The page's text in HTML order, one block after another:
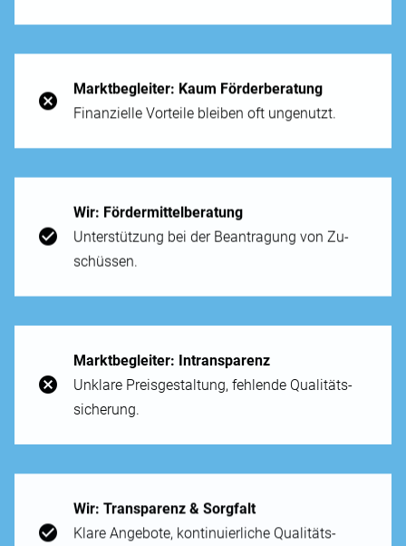
Markt­begleiter: Kaum Förder­beratung
Finanzielle Vor­teile bleiben oft un­genutzt.
Wir: Förder­mittelberatung
Unter­stützung bei der Bean­tragung von Zu­
schüssen.
Markt­begleiter: In­transparenz
Un­klare Preis­gestaltung, fehlende Qualitäts­
sicherung.
Wir: Trans­parenz & Sorg­falt
Klare An­gebote, kontinuierliche Qualitäts­